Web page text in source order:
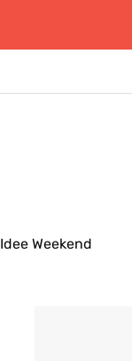
Idee Weekend